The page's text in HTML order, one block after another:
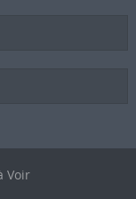
Voir